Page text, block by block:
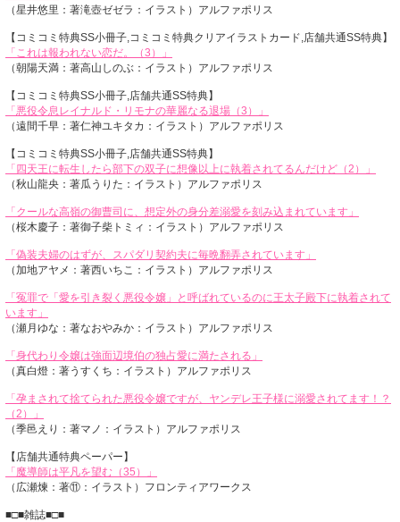
（星井悠里：著滝壺ゼゼラ：イラスト）アルファポリス
【コミコミ特典SS小冊子,コミコミ特典クリアイラストカード,店舗共通SS特典】
「これは報われない恋だ。（3）」
（朝陽天満：著高山しのぶ：イラスト）アルファポリス
【コミコミ特典SS小冊子,店舗共通SS特典】
「悪役令息レイナルド・リモナの華麗なる退場（3）」
（遠間千早：著仁神ユキタカ：イラスト）アルファポリス
【コミコミ特典SS小冊子,店舗共通SS特典】
「四天王に転生したら部下の双子に想像以上に執着されてるんだけど（2）」
（秋山龍央：著瓜うりた：イラスト）アルファポリス
「クールな高嶺の御曹司に、想定外の身分差溺愛を刻み込まれています」
（桜木慶子：著御子柴トミィ：イラスト）アルファポリス
「偽装夫婦のはずが、スパダリ契約夫に毎晩翻弄されています」
（加地アヤメ：著西いちこ：イラスト）アルファポリス
「冤罪で「愛を引き裂く悪役令嬢」と呼ばれているのに王太子殿下に執着されて
います」
（瀬月ゆな：著なおやみか：イラスト）アルファポリス
「身代わり令嬢は強面辺境伯の独占愛に満たされる」
（真白燈：著うすくち：イラスト）アルファポリス
「孕まされて捨てられた悪役令嬢ですが、ヤンデレ王子様に溺愛されてます！？
（2）」
（季邑えり：著マノ：イラスト）アルファポリス
【店舗共通特典ペーパー】
「魔導師は平凡を望む（35）」
（広瀬煉：著⑪：イラスト）フロンティアワークス
■□■雑誌■□■